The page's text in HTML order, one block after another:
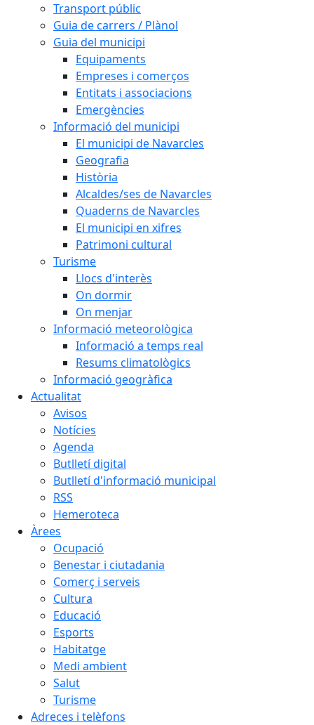
Transport públic
Guia de carrers / Plànol
Guia del municipi
Equipaments
Empreses i comerços
Entitats i associacions
Emergències
Informació del municipi
El municipi de Navarcles
Geografia
Història
Alcaldes/ses de Navarcles
Quaderns de Navarcles
El municipi en xifres
Patrimoni cultural
Turisme
Llocs d'interès
On dormir
On menjar
Informació meteorològica
Informació a temps real
Resums climatològics
Informació geogràfica
Actualitat
Avisos
Notícies
Agenda
Butlletí digital
Butlletí d'informació municipal
RSS
Hemeroteca
Àrees
Ocupació
Benestar i ciutadania
Comerç i serveis
Cultura
Educació
Esports
Habitatge
Medi ambient
Salut
Turisme
Adreces i telèfons